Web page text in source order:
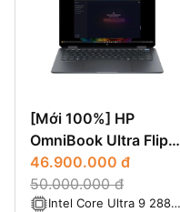
[Mới 100%] HP
OmniBook Ultra Flip
x360 14-fh0033dx
(2025)
46.900.000 đ
50.000.000 đ
Intel Core Ultra 9 288V